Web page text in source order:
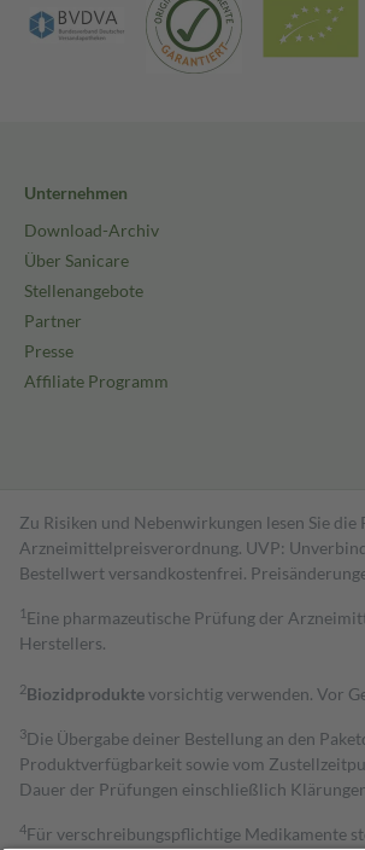
Unternehmen
Download-Archiv
Über Sanicare
Stellenangebote
Partner
Presse
Affiliate Programm
Zu Risiken und Nebenwirkungen lesen Sie
Arzneimittelpreisverordnung. UVP:
Bestell­wert versand­kosten­frei.
1 Eine pharmazeutische Prüfung der
Herstellers.
2Biozidproduktevorsichtig verwenden. Vor
3Die Übergabe deiner Bestellung an den
Produktverfügbarkeit sowie vom
Dauer der Prüfungen einschließlich
4Für verschreibungspflichtige Medikamente